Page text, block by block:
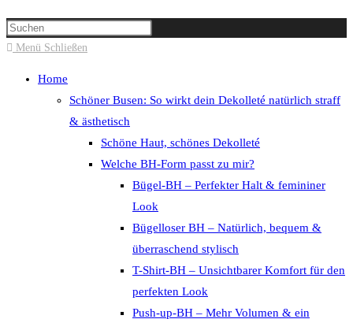
Suche
umschalten
the
panel.
Menü Schließen
Home
Schöner Busen: So wirkt dein Dekolleté natürlich straff
& ästhetisch
Schöne Haut, schönes Dekolleté
Welche BH-Form passt zu mir?
Bügel-BH – Perfekter Halt & femininer
Look
Bügelloser BH – Natürlich, bequem &
überraschend stylisch
T-Shirt-BH – Unsichtbarer Komfort für den
perfekten Look
Push-up-BH – Mehr Volumen & ein